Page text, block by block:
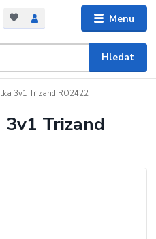
Menu
Hledat
3v1 Trizand RO2422
Trizand